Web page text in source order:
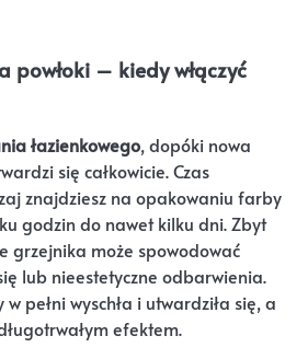
powłoki – kiedy włączyć
łazienkowego, dopóki nowa
się całkowicie. Czas
znajdziesz na opakowaniu farby
godzin do nawet kilku dni. Zbyt
grzejnika może spowodować
lub nieestetyczne odbarwienia.
pełni wyschła i utwardziła się, a
efektem.